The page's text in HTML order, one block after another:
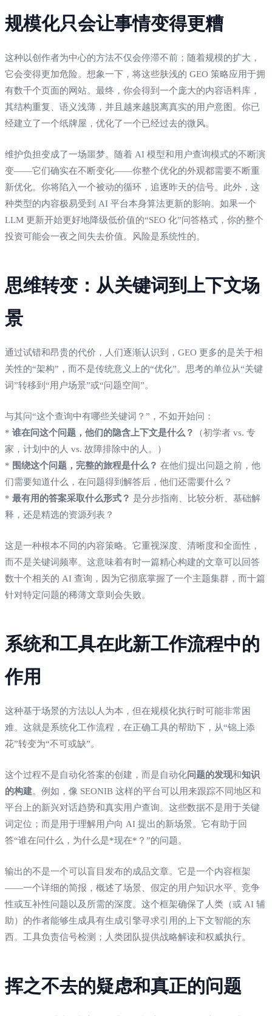
规模化只会让事情变得更糟
这种以创作者为中心的方法不仅会停滞不前；随着规模的扩大，
它会变得更加危险。想象一下，将这些肤浅的 GEO 策略应用于拥
有数千个页面的网站。最终，你会得到一个庞大的内容语料库，
其结构重复、语义浅薄，并且越来越脱离真实的用户意图。你已
经建立了一个纸牌屋，优化了一个已经过去的微风。
维护负担变成了一场噩梦。随着 AI 模型和用户查询模式的不断演
变——它们确实在不断变化——你整个优化的外观都需要不断重
新优化。你将陷入一个被动的循环，追逐昨天的信号。此外，这
种类型的内容极易受到 AI 平台本身算法更新的影响。如果一个
LLM 更新开始更好地降级低价值的“SEO 化”问答格式，你的整个
投资可能会一夜之间失去价值。风险是系统性的。
思维转变：从关键词到上下文场
景
通过试错和昂贵的代价，人们逐渐认识到，GEO 更多的是关于相
关性的“架构”，而不是传统意义上的“优化”。思考的单位从“关键
词”转移到“用户场景”或“问题空间”。
与其问“这个查询中有哪些关键词？”，不如开始问：
* 谁在问这个问题，他们的隐含上下文是什么？
（初学者 vs. 专
家，计划中的人 vs. 故障排除中的人。）
* 围绕这个问题，完整的旅程是什么？ 在他们提出问题之前，他
们需要知道什么，在问题得到解答后，他们还需要什么？
* 最有用的答案采取什么形式？ 是分步指南、比较分析、基础解
释，还是精选的资源列表？
这是一种根本不同的内容策略。它重视深度、清晰度和全面性，
而不是关键词频率。这意味着有时一篇精心构建的文章可以回答
数十个相关的 AI 查询，因为它彻底掌握了一个主题集群，而十篇
针对特定问题的稀薄文章则会失败。
系统和工具在此新工作流程中的
作用
这种基于场景的方法以人为本，但在规模化执行时可能非常困
难。这就是系统化工作流程，在正确工具的帮助下，从“锦上添
花”转变为“不可或缺”。
这个过程不是自动化答案的创建，而是自动化问题的发现和知识
的构建。例如，像 SEONIB 这样的平台可以用来跟踪不同地区和
平台上的新兴对话趋势和真实用户查询。这些数据不是用于关键
词定位；而是用于理解用户向 AI 提出的新场景。它有助于回
答“谁在问什么，为什么是*现在*？”的问题。
输出的不是一个可以盲目发布的成品文章。它是一个内容框架
——一个详细的简报，概述了场景、假定的用户知识水平、竞争
性或互补性问题以及所需的深度。这个框架确保了人类（或 AI 辅
助）的作者能够生成具有生成引擎寻求引用的上下文智能的东
西。工具负责信号检测；人类团队提供战略解读和权威执行。
挥之不去的疑虑和真正的问题